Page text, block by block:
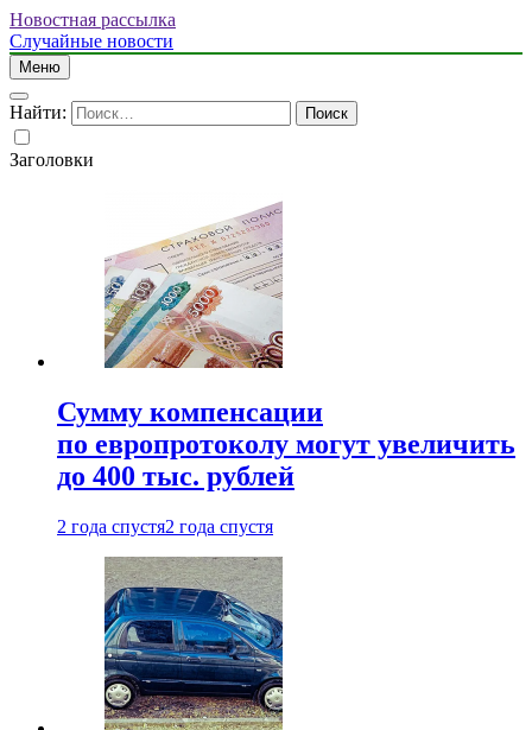
Новостная рассылка
Случайные новости
Меню
Найти:
Заголовки
Сумму компенсации
по европротоколу могут увеличить
до 400 тыс. рублей
2 года спустя2 года спустя